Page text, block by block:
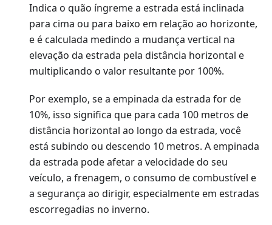
Indica o quão íngreme a estrada está inclinada
para cima ou para baixo em relação ao horizonte,
e é calculada medindo a mudança vertical na
elevação da estrada pela distância horizontal e
multiplicando o valor resultante por 100%.
Por exemplo, se a empinada da estrada for de
10%, isso significa que para cada 100 metros de
distância horizontal ao longo da estrada, você
está subindo ou descendo 10 metros. A empinada
da estrada pode afetar a velocidade do seu
veículo, a frenagem, o consumo de combustível e
a segurança ao dirigir, especialmente em estradas
escorregadias no inverno.